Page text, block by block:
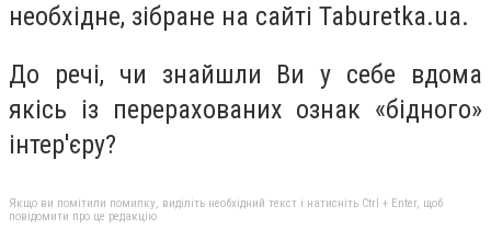
необхідне, зібране на сайті Taburetka.ua.
До речі, чи знайшли Ви у себе вдома
якісь із перерахованих ознак «бідного»
інтер'єру?
Якщо ви помітили помилку, виділіть необхідний текст і натисніть Ctrl + Enter, щоб
повідомити про це редакцію